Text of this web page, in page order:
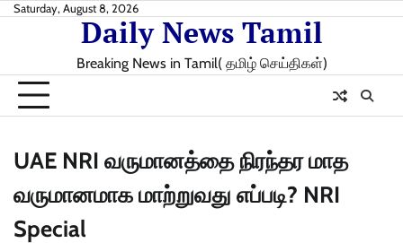
SkipSaturday, August 8, 2026
Daily News Tamil
Breaking News in Tamil( தமிழ் செய்திகள்)
UAE NRI வருமானத்தை நிரந்தர மாத
வருமானமாக மாற்றுவது எப்படி? NRI
Special